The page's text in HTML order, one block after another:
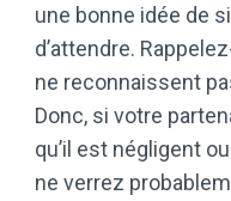
une bonne idée de
d’attendre.
ne reconnaissent
Donc, si votre
qu’il est négligent
ne verrez